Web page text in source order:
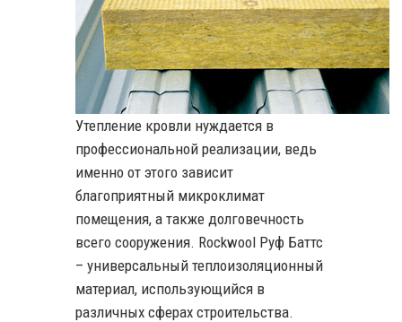
Утепление кровли нуждается в
профессиональной реализации, ведь
именно от этого зависит
благоприятный микроклимат
помещения, а также долговечность
всего сооружения. Rockwool Руф Баттс
– универсальный теплоизоляционный
материал, использующийся в
различных сферах строительства.